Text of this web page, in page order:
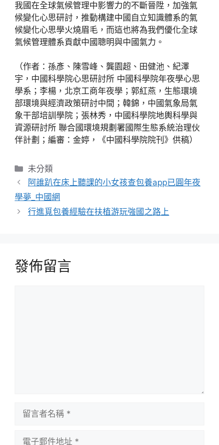
我國在全球氣候管理中影響力的不斷晉陞，加強氣
候變化心思研討，推動構建中國自立知識體系的氣
候變化心思學火燒眉毛，而這也將為我們優化全球
氣候管理體系貢獻中國聰明與中國氣力。
（作者：孫彥、陳雪峰、龔園超、田健池、紀澤
宇，中國科學院心思研討所 中國科學院年夜學心思
學系；李楊，北京工商年夜學；郭紅燕，生態環境
部環境與經濟政策研討中間；韓錦，中國氣象局氣
象干部培訓學院；張林秀，中國科學院地輿科學與
資源研討所 聯合國環境規劃署國際生態系統治理伙
伴計劃；編審：金婷，《中國科學院院刊》供稿）
分
類
未分類
阿誰趴在床上聽課的小女孩查包養app已圓年夜
學夢_中國網
行進覓包養經驗在扶植游玩強國之路上
發佈留言